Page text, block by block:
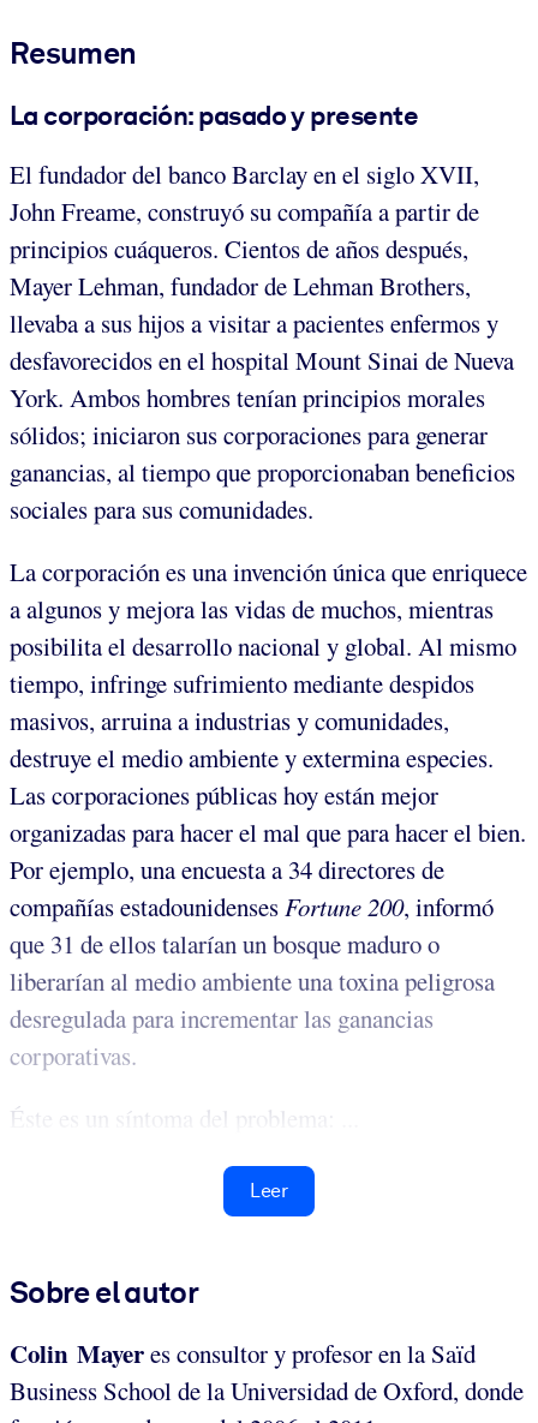
Resumen
La corporación: pasado y presente
El fundador del banco Barclay en el siglo XVII,
John Freame, construyó su compañía a partir de
principios cuáqueros. Cientos de años después,
Mayer Lehman, fundador de Lehman Brothers,
llevaba a sus hijos a visitar a pacientes enfermos y
desfavorecidos en el hospital Mount Sinai de Nueva
York. Ambos hombres tenían principios morales
sólidos; iniciaron sus corporaciones para generar
ganancias, al tiempo que proporcionaban beneficios
sociales para sus comunidades.
La corporación es una invención única que enriquece
a algunos y mejora las vidas de muchos, mientras
posibilita el desarrollo nacional y global. Al mismo
tiempo, infringe sufrimiento mediante despidos
masivos, arruina a industrias y comunidades,
destruye el medio ambiente y extermina especies.
Las corporaciones públicas hoy están mejor
organizadas para hacer el mal que para hacer el bien.
Por ejemplo, una encuesta a 34 directores de
compañías estadounidensesFortune 200, informó
que 31 de ellos talarían un bosque maduro o
liberarían al medio ambiente una toxina peligrosa
desregulada para incrementar las ganancias
corporativas.
Éste es un síntoma del problema: ...
Leer
Sobre el autor
Colin Mayeres consultor y profesor en la Saïd
Business School de la Universidad de Oxford, donde